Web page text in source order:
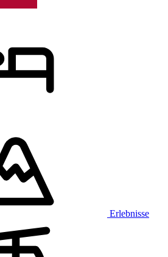
Erlebnisse